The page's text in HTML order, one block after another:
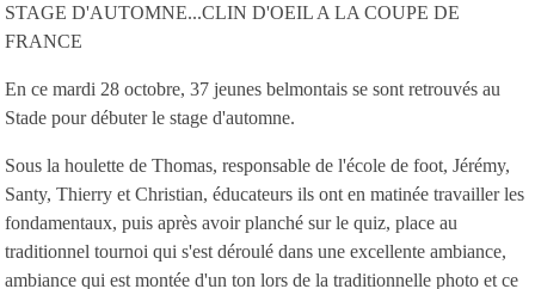
STAGE D'AUTOMNE...CLIN D'OEIL A LA COUPE DE
FRANCE
En ce mardi 28 octobre, 37 jeunes belmontais se sont retrouvés au
Stade pour débuter le stage d'automne.
Sous la houlette de Thomas, responsable de l'école de foot, Jérémy,
Santy, Thierry et Christian, éducateurs ils ont en matinée travailler les
fondamentaux, puis après avoir planché sur le quiz, place au
traditionnel tournoi qui s'est déroulé dans une excellente ambiance,
ambiance qui est montée d'un ton lors de la traditionnelle photo et ce